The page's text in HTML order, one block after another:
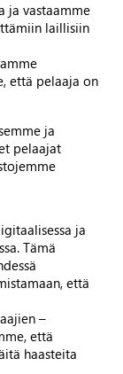
ja vastaamme
laillisiin
että pelaaja on
ja
pelaajat
ja
Tämä
että
–
että
haasteita